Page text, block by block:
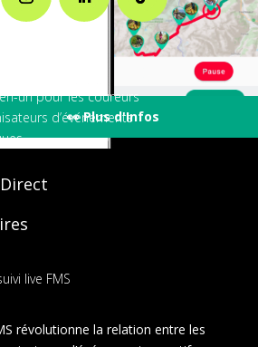
👀 Plus d'Infos
un pour les coureurs
d’événements
live FMS
révolutionne la relation entre les